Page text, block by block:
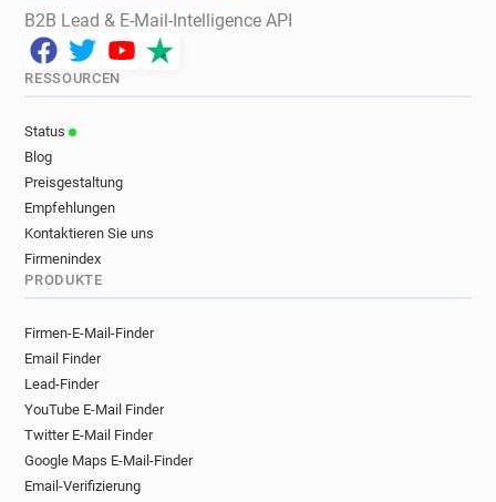
B2B Lead & E-Mail-Intelligence API
RESSOURCEN
Status
Blog
Preisgestaltung
Empfehlungen
Kontaktieren Sie uns
Firmenindex
PRODUKTE
Firmen-E-Mail-Finder
Email Finder
Lead-Finder
YouTube E-Mail Finder
Twitter E-Mail Finder
Google Maps E-Mail-Finder
Email-Verifizierung